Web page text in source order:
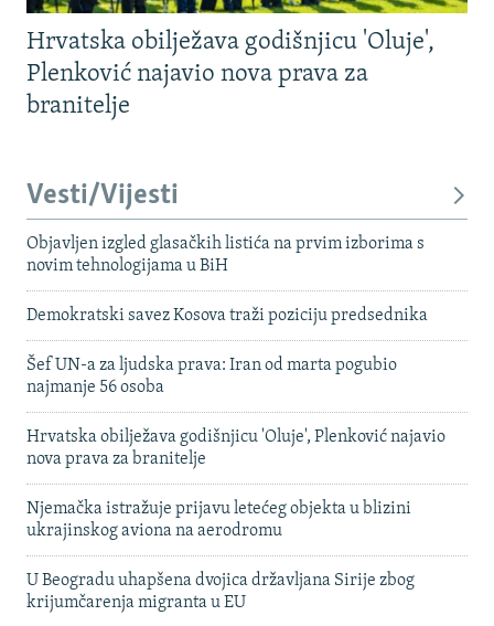
Hrvatska obilježava godišnjicu 'Oluje',
Plenković najavio nova prava za
branitelje
Vesti/Vijesti
Objavljen izgled glasačkih listića na prvim izborima s
novim tehnologijama u BiH
Demokratski savez Kosova traži poziciju predsednika
Šef UN-a za ljudska prava: Iran od marta pogubio
najmanje 56 osoba
Hrvatska obilježava godišnjicu 'Oluje', Plenković najavio
nova prava za branitelje
Njemačka istražuje prijavu letećeg objekta u blizini
ukrajinskog aviona na aerodromu
U Beogradu uhapšena dvojica državljana Sirije zbog
krijumčarenja migranta u EU